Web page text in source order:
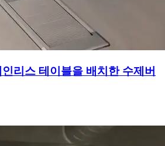
리스 테이블을 배치한 수제버